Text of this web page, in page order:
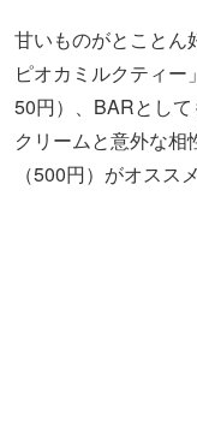
甘いものがとことん
ピオカミルクティ
50円）、BARとし
クリームと意外な相
（500円）がオスス